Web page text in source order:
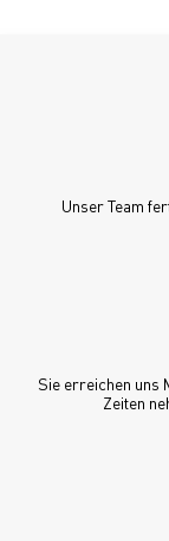
Unser Team
Sie erreichen uns
Zeiten